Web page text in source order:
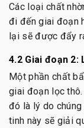
Các loại chất
đi đến giai đoạn
lại sẽ được đẩy
4.2 Giai đoạn 2:
Một phần chất
giai đoạn lọc thô.
đó là lý do
tinh này sẽ giải